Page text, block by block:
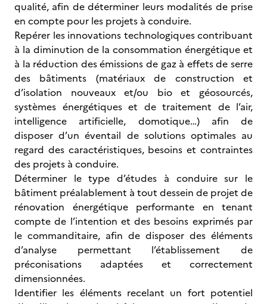
qualité, afin de déterminer leurs modalités de prise
en compte pour les projets à conduire.
Repérer les innovations technologiques contribuant
à la diminution de la consommation énergétique et
à la réduction des émissions de gaz à effets de serre
des bâtiments (matériaux de construction et
d’isolation nouveaux et/ou bio et géosourcés,
systèmes énergétiques et de traitement de l’air,
intelligence artificielle, domotique…) afin de
disposer d’un éventail de solutions optimales au
regard des caractéristiques, besoins et contraintes
des projets à conduire.
Déterminer le type d’études à conduire sur le
bâtiment préalablement à tout dessein de projet de
rénovation énergétique performante en tenant
compte de l’intention et des besoins exprimés par
le commanditaire, afin de disposer des éléments
d’analyse permettant l’établissement de
préconisations adaptées et correctement
dimensionnées.
Identifier les éléments recelant un fort potentiel